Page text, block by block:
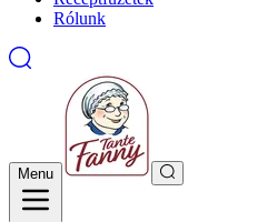
Rólunk
Menu